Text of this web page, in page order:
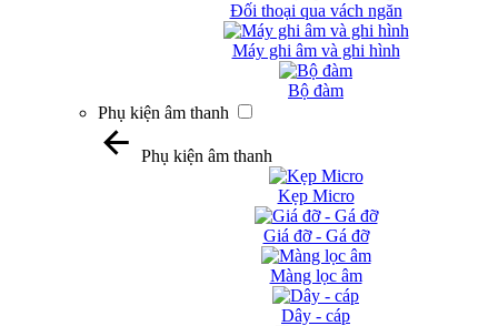
Đối thoại qua vách ngăn
Máy ghi âm và ghi hình
Bộ đàm
Phụ kiện âm thanh
Phụ kiện âm thanh
Kẹp Micro
Giá đỡ - Gá đỡ
Màng lọc âm
Dây - cáp